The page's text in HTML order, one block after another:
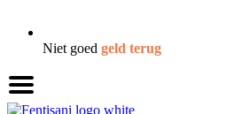
Niet goed geld terug